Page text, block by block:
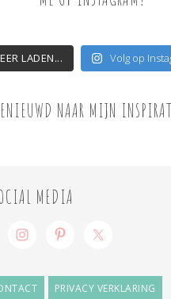
LADEN... Volg op
NAAR MIJN
MEDIA
PRIVACY VERKLARING